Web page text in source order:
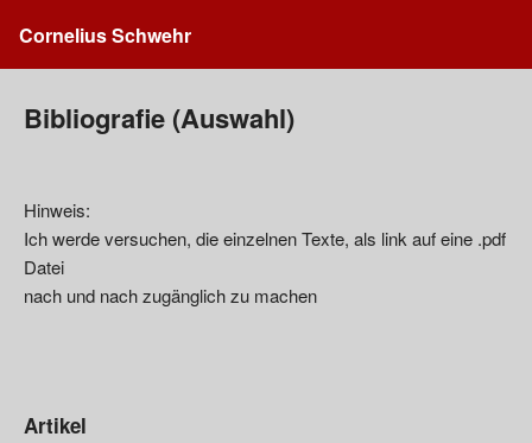
Cornelius Schwehr
Bibliografie (Auswahl)
Hinweis:
Ich werde versuchen, die einzelnen Texte, als link auf eine .pdf
Datei
nach und nach zugänglich zu machen
Artikel